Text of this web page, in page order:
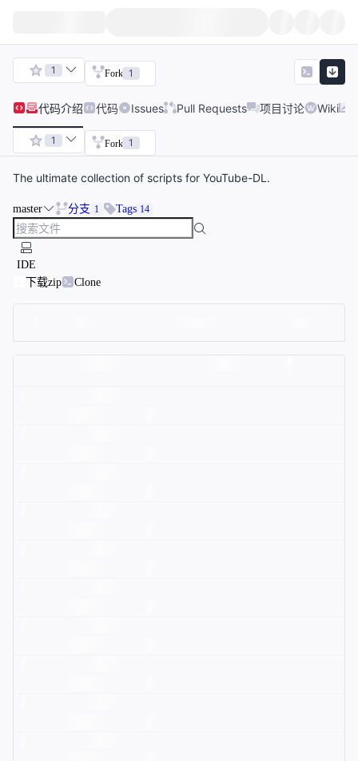
1 Fork 1
代码介绍 代码 Issues Pull Requests 项目讨论 Wiki
1 Fork 1
The ultimate collection of scripts for YouTube-DL.
master 分支 1 Tags 14
IDE
下载zip
Clone